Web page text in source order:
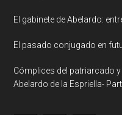
El gabinete de Abelardo:
El pasado conjugado en
Cómplices del patriarcado
Abelardo de la Espriella-